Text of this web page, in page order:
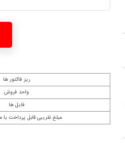
ریز فاکتور ها
واحد فروش
فایل ها
مبلغ تقریبی قابل پرداخت با